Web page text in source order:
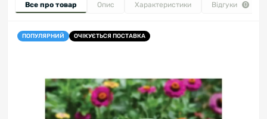
Все про товар Опис Характеристики Відгуки 0
ПОПУЛЯРНИЙ ОЧІКУЄТЬСЯ ПОСТАВКА